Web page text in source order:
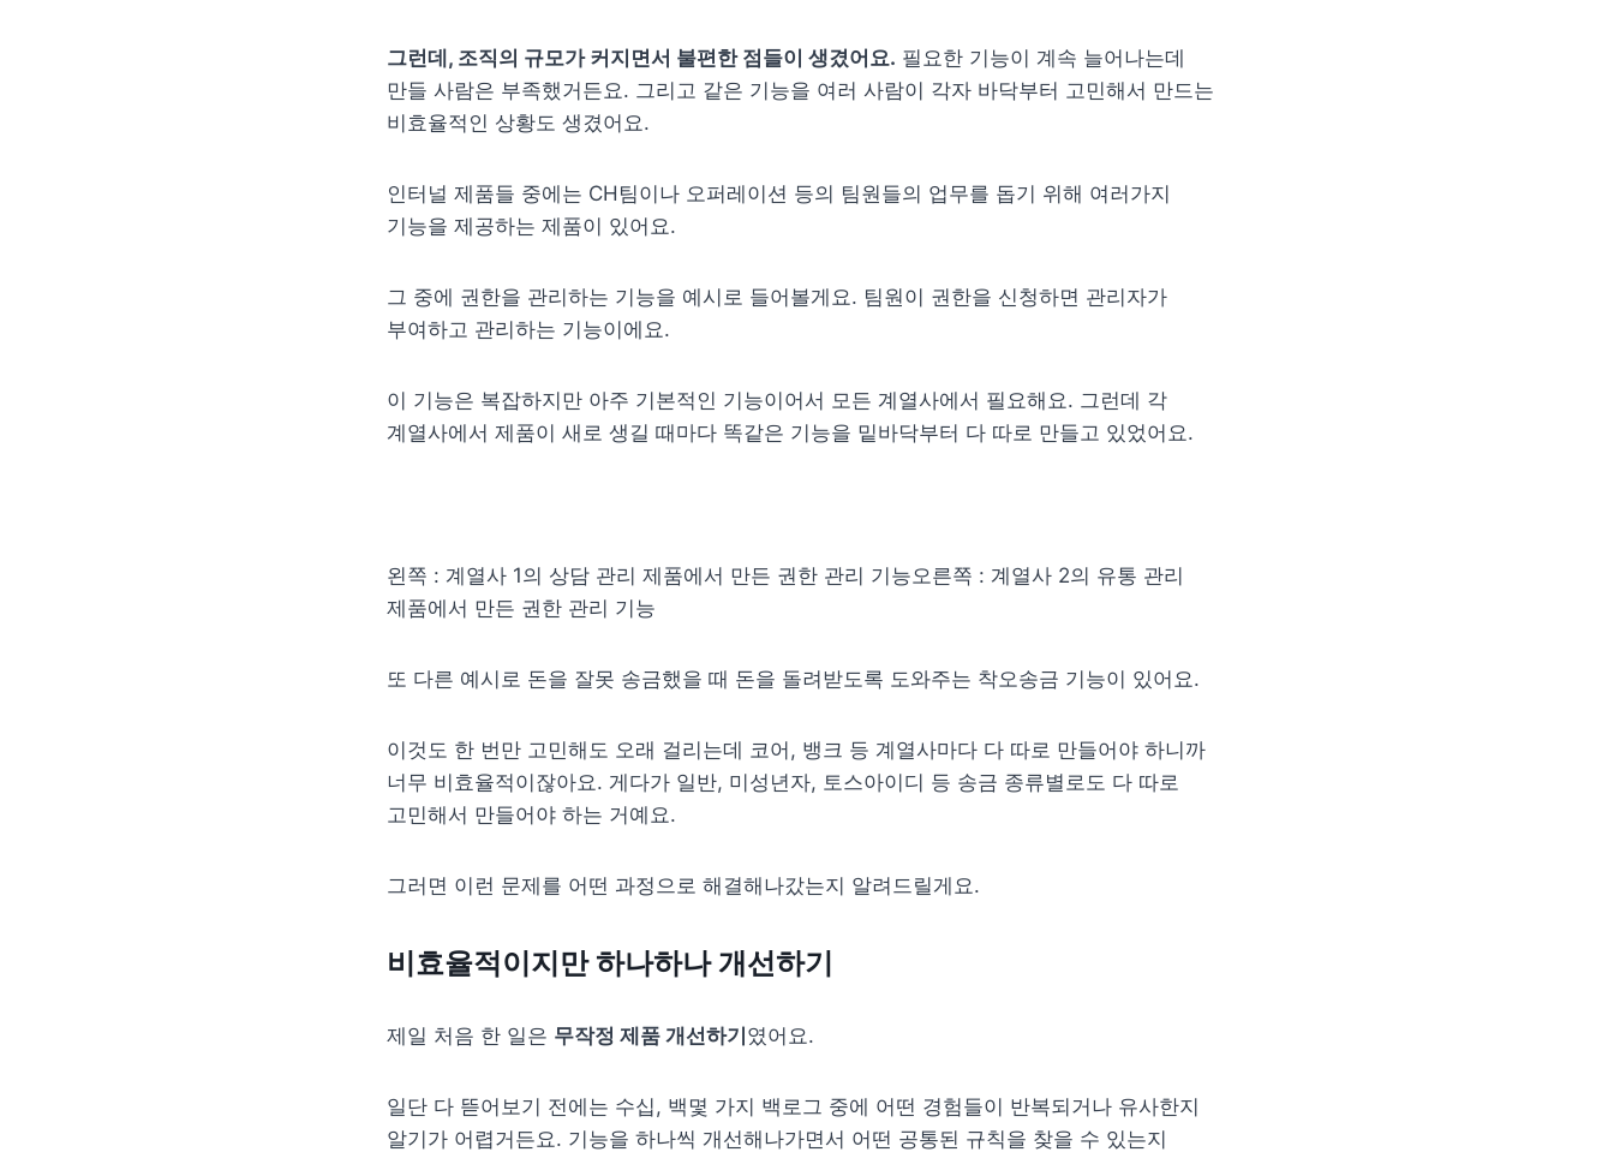
그런데, 조직의 규모가 커지면서 불편한 점들이 생겼어요. 필요한 기능이 계속 늘어나는데
만들 사람은 부족했거든요. 그리고 같은 기능을 여러 사람이 각자 바닥부터 고민해서 만드는
비효율적인 상황도 생겼어요.
인터널 제품들 중에는 CH팀이나 오퍼레이션 등의 팀원들의 업무를 돕기 위해 여러가지
기능을 제공하는 제품이 있어요.
그 중에 권한을 관리하는 기능을 예시로 들어볼게요. 팀원이 권한을 신청하면 관리자가
부여하고 관리하는 기능이에요.
이 기능은 복잡하지만 아주 기본적인 기능이어서 모든 계열사에서 필요해요. 그런데 각
계열사에서 제품이 새로 생길 때마다 똑같은 기능을 밑바닥부터 다 따로 만들고 있었어요.
왼쪽 : 계열사 1의 상담 관리 제품에서 만든 권한 관리 기능오른쪽 : 계열사 2의 유통 관리
제품에서 만든 권한 관리 기능
또 다른 예시로 돈을 잘못 송금했을 때 돈을 돌려받도록 도와주는 착오송금 기능이 있어요.
이것도 한 번만 고민해도 오래 걸리는데 코어, 뱅크 등 계열사마다 다 따로 만들어야 하니까
너무 비효율적이잖아요. 게다가 일반, 미성년자, 토스아이디 등 송금 종류별로도 다 따로
고민해서 만들어야 하는 거예요.
그러면 이런 문제를 어떤 과정으로 해결해나갔는지 알려드릴게요.
비효율적이지만 하나하나 개선하기
제일 처음 한 일은 무작정 제품 개선하기 였어요.
일단 다 뜯어보기 전에는 수십, 백몇 가지 백로그 중에 어떤 경험들이 반복되거나 유사한지
알기가 어렵거든요. 기능을 하나씩 개선해나가면서 어떤 공통된 규칙을 찾을 수 있는지